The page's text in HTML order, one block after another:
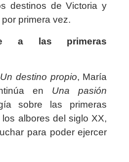
destinos de Victoria y
primera vez.
a las primeras
Un destino propio, María
en Una pasión
sobre las primeras
albores del siglo XX,
para poder ejercer